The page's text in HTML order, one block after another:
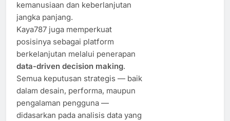
kemanusiaan dan keberlanjutan
jangka panjang.
Kaya787 juga memperkuat
posisinya sebagai platform
berkelanjutan melalui penerapan
data-driven decision making.
Semua keputusan strategis — baik
dalam desain, performa, maupun
pengalaman pengguna —
didasarkan pada analisis data yang